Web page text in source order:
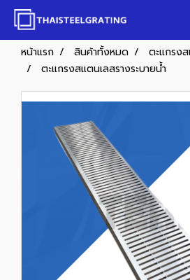
หน้าแรก สินค้าทั้งหมด
ตะแกรง
ตะแกรงสแตนเลสรางระบายน้ำ